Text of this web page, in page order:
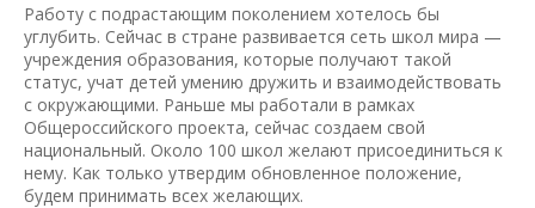
Работу с подрастающим поколением хотелось бы
углубить. Сейчас в стране развивается сеть школ мира —
учреждения образования, которые получают такой
статус, учат детей умению дружить и взаимодействовать
с окружающими. Раньше мы работали в рамках
Общероссийского проекта, сейчас создаем свой
национальный. Около 100 школ желают присоединиться к
нему. Как только утвердим обновленное положение,
будем принимать всех желающих.